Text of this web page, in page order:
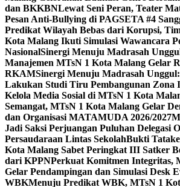
dan BKKBNLewat Seni Peran, Teater
Pesan Anti-Bullying di PAGSETA #4
Predikat Wilayah Bebas dari Korupsi,
Kota Malang Ikuti Simulasi Wawancara
NasionalSinergi Menuju Madrasah
Manajemen MTsN 1 Kota Malang Gelar
RKAMSinergi Menuju Madrasah
Lakukan Studi Tiru Pembangunan Zona
Kelola Media Sosial di MTsN 1 Kota
Semangat, MTsN 1 Kota Malang Gelar
dan Organisasi MATAMUDA 2026/2027
Jadi Saksi Perjuangan Puluhan Delegasi
Persaudaraan Lintas SekolahBukti
Kota Malang Sabet Peringkat III Satker
dari KPPNPerkuat Komitmen Integritas,
Gelar Pendampingan dan Simulasi Desk
WBKMenuju Predikat WBK, MTsN 1